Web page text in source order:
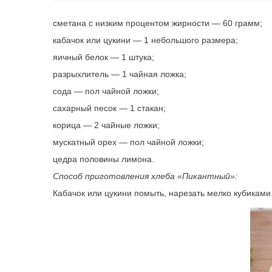
сметана с низким процентом жирности — 60 грамм;
кабачок или цукини — 1 небольшого размера;
яичный белок — 1 штука;
разрыхлитель — 1 чайная ложка;
сода — пол чайной ложки;
сахарный песок — 1 стакан;
корица — 2 чайные ложки;
мускатный орех — пол чайной ложки;
цедра половины лимона.
Способ приготовления хлеба «Пикантный»:
Кабачок или цукини помыть, нарезать мелко